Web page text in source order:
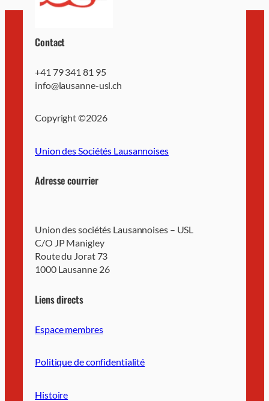
Contact
+41 79 341 81 95
info@lausanne-usl.ch
Copyright ©2026
Union des Sociétés Lausannoises
Adresse courrier
Union des sociétés Lausannoises – USL
C/O JP Manigley
Route du Jorat 73
1000 Lausanne 26
Liens directs
Espace membres
Politique de confidentialité
Histoire